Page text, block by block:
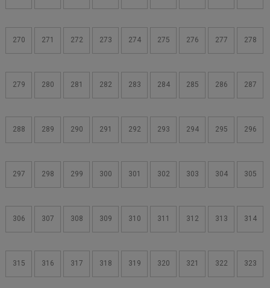
270 271 272 273 274 275 276 277 278
279 280 281 282 283 284 285 286 287
288 289 290 291 292 293 294 295 296
297 298 299 300 301 302 303 304 305
306 307 308 309 310 311 312 313 314
315 316 317 318 319 320 321 322 323